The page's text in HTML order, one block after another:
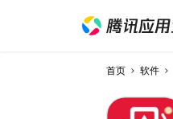
首页 软件